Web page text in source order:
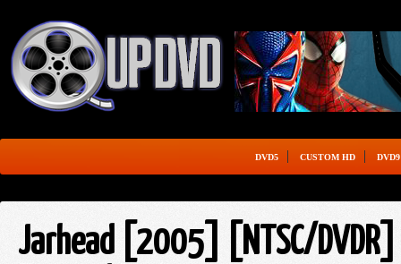
DVD5 CUSTOM HD DVD9
Jarhead [2005] [NTSC/